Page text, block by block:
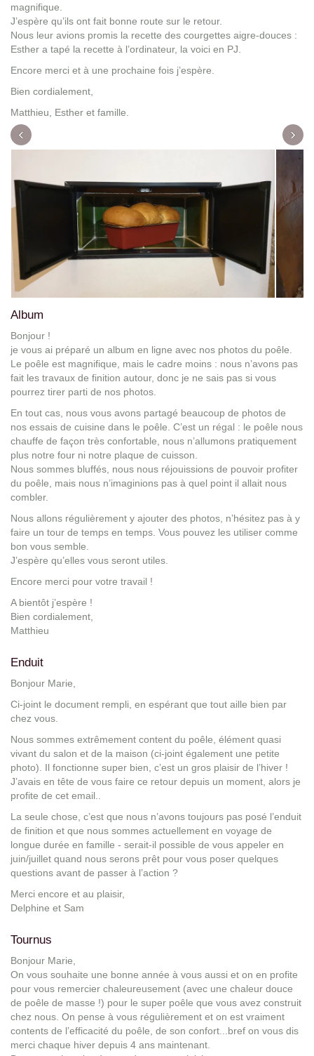
magnifique.
J’espère qu’ils ont fait bonne route sur le retour.
Nous leur avions promis la recette des courgettes aigre-douces :
Esther a tapé la recette à l’ordinateur, la voici en PJ.
Encore merci et à une prochaine fois j’espère.
Bien cordialement,
Matthieu, Esther et famille.
‹ ›
Album
Bonjour !
je vous ai préparé un album en ligne avec nos photos du poêle.
Le poêle est magnifique, mais le cadre moins : nous n’avons pas
fait les travaux de finition autour, donc je ne sais pas si vous
pourrez tirer parti de nos photos.
En tout cas, nous vous avons partagé beaucoup de photos de
nos essais de cuisine dans le poêle. C’est un régal : le poêle nous
chauffe de façon très confortable, nous n’allumons pratiquement
plus notre four ni notre plaque de cuisson.
Nous sommes bluffés, nous nous réjouissions de pouvoir profiter
du poêle, mais nous n’imaginions pas à quel point il allait nous
combler.
Nous allons régulièrement y ajouter des photos, n’hésitez pas à y
faire un tour de temps en temps. Vous pouvez les utiliser comme
bon vous semble.
J’espère qu’elles vous seront utiles.
Encore merci pour votre travail !
A bientôt j’espère !
Bien cordialement,
Matthieu
Enduit
Bonjour Marie,
Ci-joint le document rempli, en espérant que tout aille bien par
chez vous.
Nous sommes extrêmement content du poêle, élément quasi
vivant du salon et de la maison (ci-joint également une petite
photo). Il fonctionne super bien, c’est un gros plaisir de l’hiver !
J’avais en tête de vous faire ce retour depuis un moment, alors je
profite de cet email..
La seule chose, c’est que nous n’avons toujours pas posé l’enduit
de finition et que nous sommes actuellement en voyage de
longue durée en famille - serait-il possible de vous appeler en
juin/juillet quand nous serons prêt pour vous poser quelques
questions avant de passer à l’action ?
Merci encore et au plaisir,
Delphine et Sam
Tournus
Bonjour Marie,
On vous souhaite une bonne année à vous aussi et on en profite
pour vous remercier chaleureusement (avec une chaleur douce
de poêle de masse !) pour le super poêle que vous avez construit
chez nous. On pense à vous régulièrement et on est vraiment
contents de l’efficacité du poêle, de son confort...bref on vous dis
merci chaque hiver depuis 4 ans maintenant.